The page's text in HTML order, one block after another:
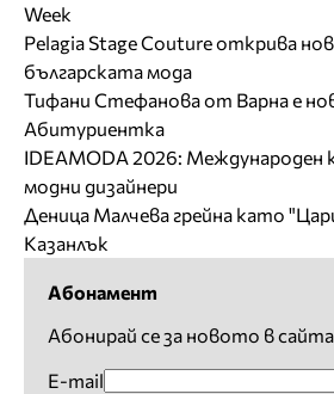
Week
Pelagia Stage Couture открива
българската мода
Тифани Стефанова от Варна е
Абитуриентка
IDEAMODA 2026: Международен
модни дизайнери
Деница Малчева грейна като
Казанлък
Абонамент
Абонирай се за новото в сайта
E-mail